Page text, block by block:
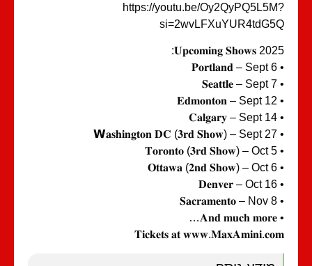
https://youtu.be/
𝐓𝐢𝐜𝐤𝐞𝐭𝐬 𝐚𝐭